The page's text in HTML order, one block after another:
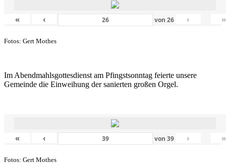
« ‹ von26 › »
Fotos: Gert Mothes
Im Abendmahlsgottesdienst am Pfingstsonntag feierte unsere
Gemeinde die Einweihung der sanierten großen Orgel.
« ‹ von39 › »
Fotos: Gert Mothes